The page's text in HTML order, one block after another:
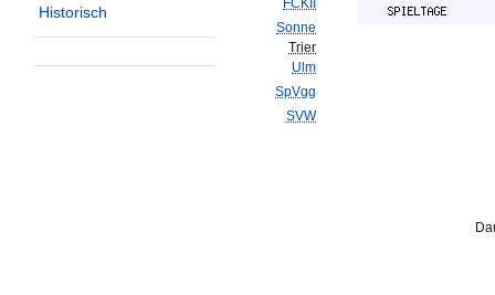
Historisch
FCKII
Sonne
Trier
Ulm
SpVgg
SVW